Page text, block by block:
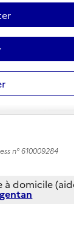
n° 610009284
à domicile